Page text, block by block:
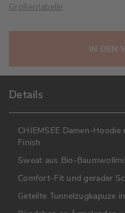
Größentabelle
IN DEN
Details
CHIEMSEE Damen-
Finish
Sweat aus Bio-
Comfort-Fit und gerader
Geteilte Tunnelzugkapuze